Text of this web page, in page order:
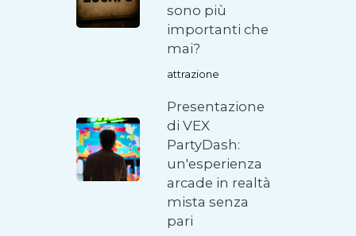
sono più
importanti che
mai?
attrazione
Presentazione
di VEX
PartyDash:
un'esperienza
arcade in realtà
mista senza
pari